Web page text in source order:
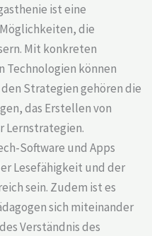
ist eine
die
Mit konkreten
Technologien können
Strategien gehören die
das Erstellen von
Lernstrategien.
Software und Apps
Lesefähigkeit und der
sein. Zudem ist es
sich miteinander
Verständnis des